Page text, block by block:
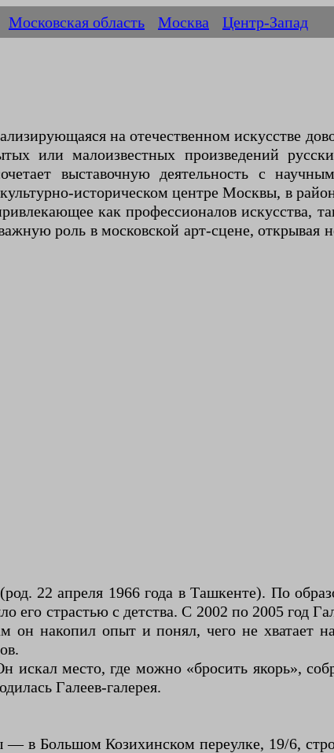
Московская область Москва Центр-Запад
на отечественном искусстве
или малоизвестных произведений
выставочную деятельность с
историческом центре Москвы, в
как профессионалов искусства,
роль в московской арт-сцене, открывая
22 апреля 1966 года в Ташкенте). По
его страстью с детства. С 2002 по 2005 год
накопил опыт и понял, чего не хватает на
искал место, где можно «бросить якорь»,
Галеев-галерея.
в Большом Козихинском переулке, 19/6,